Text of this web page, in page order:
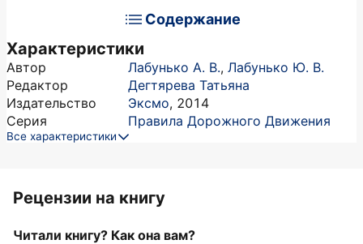
Содержание
Характеристики
Автор Лабунько А. В., Лабунько Ю. В.
Редактор
Дегтярева Татьяна
Издательство
Эксмо, 2014
Серия
Правила Дорожного Движения
Все характеристики
Рецензии на книгу
Читали книгу? Как она вам?